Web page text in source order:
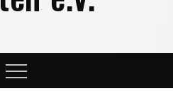
Menu